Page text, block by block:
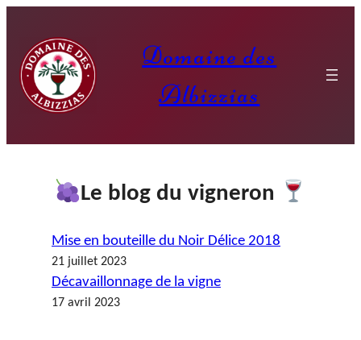
contenu
Domaine des
Albizzias
Le blog du vigneron
Mise en bouteille du Noir Délice 2018
21 juillet 2023
Décavaillonnage de la vigne
17 avril 2023